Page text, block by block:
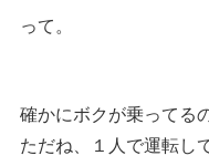
って。
確かにボクが乗ってる
ただね、１人で運転し